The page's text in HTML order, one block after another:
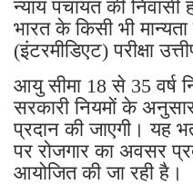
न्याय पंचायत की निवासी
भारत के किसी भी मान्यता
(इंटरमीडिएट) परीक्षा
आयु सीमा 18 से 35 वर्ष
सरकारी नियमों के
प्रदान की जाएगी। यह
पर रोजगार का अवसर
आयोजित की जा रही है।